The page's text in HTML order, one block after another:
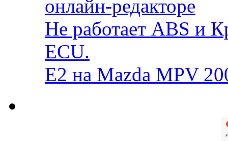
онлайн-редакторе
Не работает ABS и
ECU.
E2 на Mazda MPV